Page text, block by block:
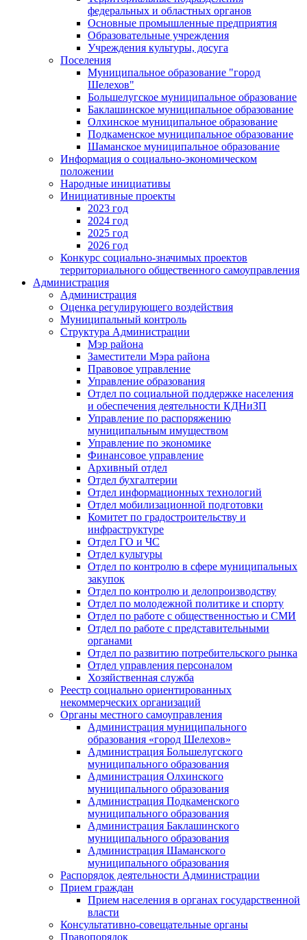
федеральных и областных органов
Основные промышленные предприятия
Образовательные учреждения
Учреждения культуры, досуга
Поселения
Муниципальное образование "город
Шелехов"
Большелугское муниципальное образование
Баклашинское муниципальное образование
Олхинское муниципальное образование
Подкаменское муниципальное образование
Шаманское муниципальное образование
Информация о социально-экономическом
положении
Народные инициативы
Инициативные проекты
2023 год
2024 год
2025 год
2026 год
Конкурс социально-значимых проектов
территориального общественного самоуправления
Администрация
Администрация
Оценка регулирующего воздействия
Муниципальный контроль
Структура Администрации
Мэр района
Заместители Мэра района
Правовое управление
Управление образования
Отдел по социальной поддержке населения
и обеспечения деятельности КДНиЗП
Управление по распоряжению
муниципальным имуществом
Управление по экономике
Финансовое управление
Архивный отдел
Отдел бухгалтерии
Отдел информационных технологий
Отдел мобилизационной подготовки
Комитет по градостроительству и
инфраструктуре
Отдел ГО и ЧС
Отдел культуры
Отдел по контролю в сфере муниципальных
закупок
Отдел по контролю и делопроизводству
Отдел по молодежной политике и спорту
Отдел по работе с общественностью и СМИ
Отдел по работе с представительными
органами
Отдел по развитию потребительского рынка
Отдел управления персоналом
Хозяйственная служба
Реестр социально ориентированных
некоммерческих организаций
Органы местного самоуправления
Администрация муниципального
образования «город Шелехов»
Администрация Большелугского
муниципального образования
Администрация Олхинского
муниципального образования
Администрация Подкаменского
муниципального образования
Администрация Баклашинского
муниципального образования
Администрация Шаманского
муниципального образования
Распорядок деятельности Администрации
Прием граждан
Прием населения в органах государственной
власти
Консультативно-совещательные органы
Правопорядок